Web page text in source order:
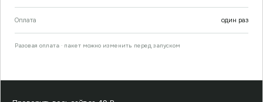
Оплата один раз
Разовая оплата · пакет можно изменить перед запуском